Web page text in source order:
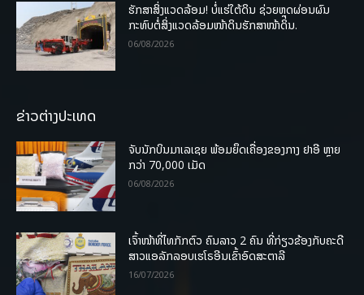
ຮັກສາສິ່ງແວດລ້ອມ! ບໍ່ແຮ່ໃຕ້ດິນ ຊ່ວຍຫຼຸດຜ່ອນຜົນ
ກະທົບຕໍ່ສິ່ງແວດລ້ອມໜ້າດິນຮັກສາໜ້າດິນ.
06/08/2026
ຂ່າວຕ່າງປະເທດ
ຈັບນັກບິນມາເລເຊຍ ພ້ອມຍຶດເຄື່ອງຂອງກາງ ຢາອີ ຫຼາຍ
ກວ່າ 70,000 ເມັດ
06/08/2026
ເຈົ້າໜ້າທີ່ໄທກັກຕົວ ຄົນລາວ 2 ຄົນ ທີ່ກ່ຽວຂ້ອງກັບຄະດີ
ສາວແອລັກລອບເຮໂຣອີນເຂົ້າອົດສະຕາລີ
16/07/2026